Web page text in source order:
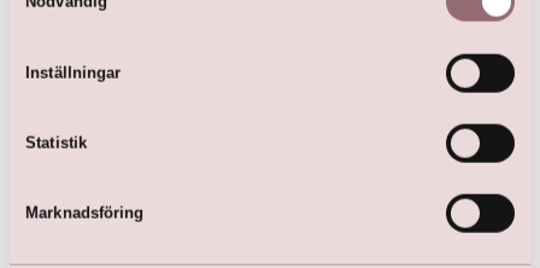
Inställningar
Statistik
Marknadsföring